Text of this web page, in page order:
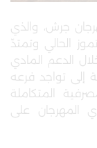
جرش، والذي
الحالي وتمتدّ
الدعم المادي
إلى تواجد فرعه
المتكاملة
المهرجان على